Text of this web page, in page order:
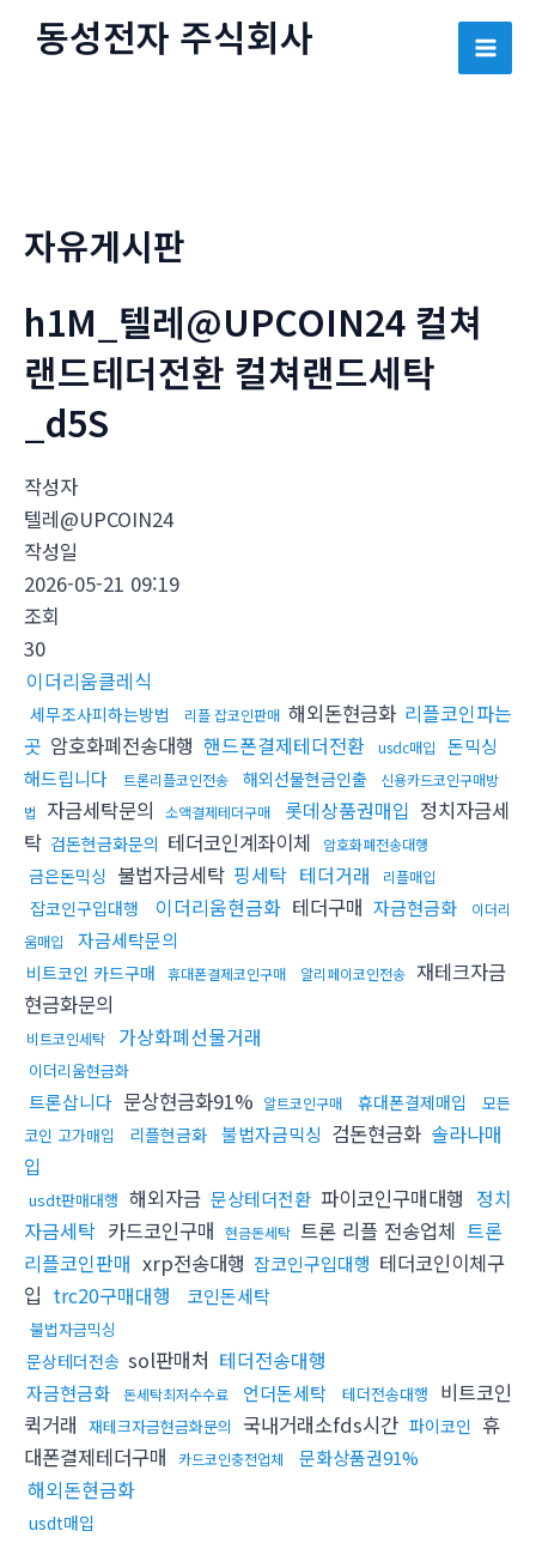
동성전자 주식회사
Main
자유게시판
h1M_텔레@UPCOIN24 컬쳐
랜드테더전환 컬쳐랜드세탁
_d5S
작성자
텔레@UPCOIN24
작성일
2026-05-21 09:19
조회
30
이더리움클레식
세무조사피하는방법 리플 잡코인판매 해외돈현금화 리플코인파는
곳 암호화폐전송대행 핸드폰결제테더전환 usdc매입
돈믹싱
해드립니다
트론리플코인전송 해외선물현금인출
신용카드코인구매방
법
자금세탁문의 소액결제테더구매 롯데상품권매입 정치자금세
탁 검돈현금화문의 테더코인계좌이체 암호화폐전송대행
금은돈믹싱 불법자금세탁 핑세탁 테더거래 리플매입
잡코인구입대행 이더리움현금화 테더구매 자금현금화
이더리
움매입
자금세탁문의
비트코인 카드구매 휴대폰결제코인구매 알리페이코인전송 재테크자금
현금화문의
비트코인세탁 가상화폐선물거래
이더리움현금화
트론삽니다 문상현금화91% 알트코인구매 휴대폰결제매입
모든
코인 고가매입
리플현금화 불법자금믹싱 검돈현금화 솔라나매
입
usdt판매대행 해외자금 문상테더전환 파이코인구매대행 정치
자금세탁 카드코인구매 현금돈세탁 트론 리플 전송업체 트론
리플코인판매 xrp전송대행 잡코인구입대행 테더코인이체구
입 trc20구매대행 코인돈세탁
불법자금믹싱
문상테더전송 sol판매처 테더전송대행
자금현금화 돈세탁최저수수료 언더돈세탁 테더전송대행
비트코인
퀵거래 재테크자금현금화문의 국내거래소fds시간 파이코인 휴
대폰결제테더구매
카드코인충전업체 문화상품권91%
해외돈현금화
usdt매입